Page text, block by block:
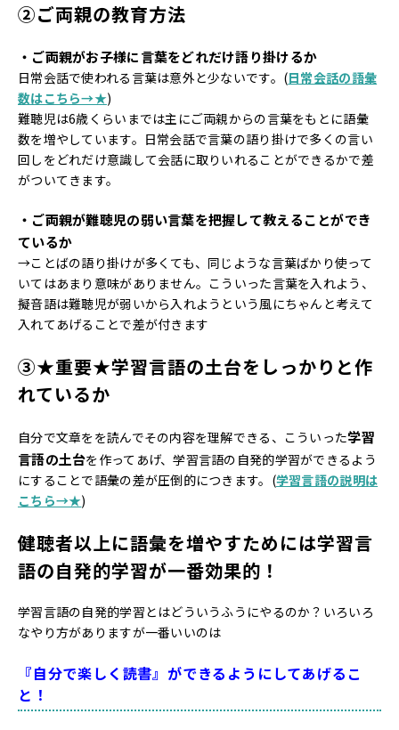
②ご両親の教育方法
・ご両親がお子様に言葉をどれだけ語り掛けるか
日常会話で使われる言葉は意外と少ないです。(日常会話の語彙
数はこちら→★)
難聴児は6歳くらいまでは主にご両親からの言葉をもとに語彙
数を増やしています。日常会話で言葉の語り掛けで多くの言い
回しをどれだけ意識して会話に取りいれることができるかで差
がついてきます。
・ご両親が難聴児の弱い言葉を把握して教えることができ
ているか
→ことばの語り掛けが多くても、同じような言葉ばかり使って
いてはあまり意味がありません。こういった言葉を入れよう、
擬音語は難聴児が弱いから入れようという風にちゃんと考えて
入れてあげることで差が付きます
③★重要★学習言語の土台をしっかりと作
れているか
自分で文章をを読んでその内容を理解できる、こういった学習
言語の土台を作ってあげ、学習言語の自発的学習ができるよう
にすることで語彙の差が圧倒的につきます。(学習言語の説明は
こちら→★)
健聴者以上に語彙を増やすためには学習言
語の自発的学習が一番効果的！
学習言語の自発的学習とはどういうふうにやるのか？いろいろ
なやり方がありますが一番いいのは
『自分で楽しく読書』ができるようにしてあげるこ
と！